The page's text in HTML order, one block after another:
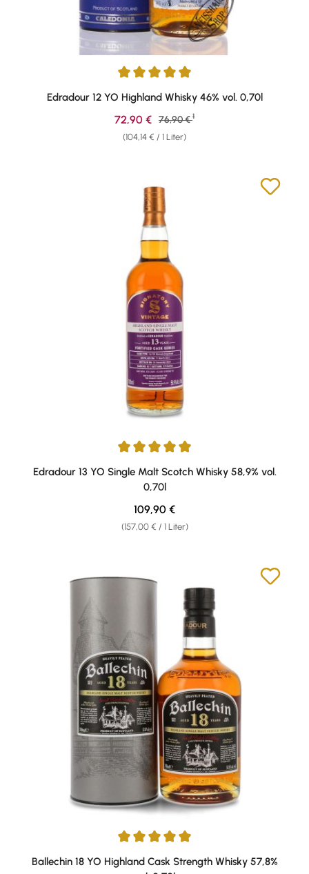
Durchschnittliche Bewertung von 4.94 von 5 Sternen
Edradour 12 YO Highland Whisky 46% vol. 0,70l
(104,14 € / 1 Liter)
Verkaufspreis:
72,90 € Regulärer Preis:
76,90 € 1
Durchschnittliche Bewertung von 5 von 5 Sternen
Edradour 13 YO Single Malt Scotch Whisky 58,9% vol.
0,70l
(157,00 € / 1 Liter)
Regulärer Preis:
109,90 €
Durchschnittliche Bewertung von 5 von 5 Sternen
Ballechin 18 YO Highland Cask Strength Whisky 57,8%